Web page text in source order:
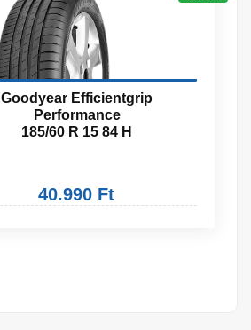
Goodyear Efficientgrip
Performance
185/60 R 15 84 H
40.990 Ft